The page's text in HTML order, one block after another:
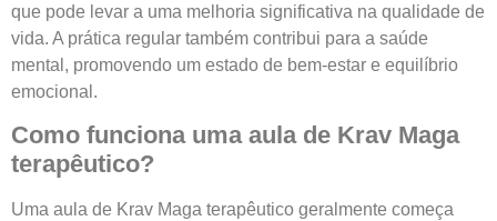
que pode levar a uma melhoria significativa na qualidade de
vida. A prática regular também contribui para a saúde
mental, promovendo um estado de bem-estar e equilíbrio
emocional.
Como funciona uma aula de Krav Maga
terapêutico?
Uma aula de Krav Maga terapêutico geralmente começa